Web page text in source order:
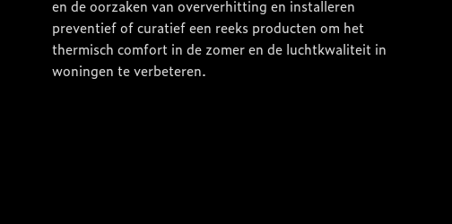
en de oorzaken van oververhitting en installeren
preventief of curatief een reeks producten om het
thermisch comfort in de zomer en de luchtkwaliteit in
woningen te verbeteren.